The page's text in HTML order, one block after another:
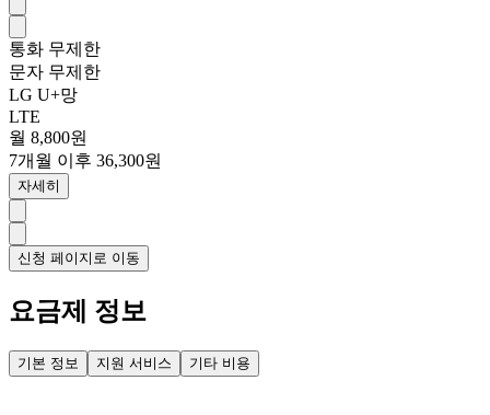
통화 무제한
문자 무제한
LG U+망
LTE
월 8,800원
7개월 이후 36,300원
자세히
신청 페이지로 이동
요금제 정보
기본 정보 지원 서비스 기타 비용